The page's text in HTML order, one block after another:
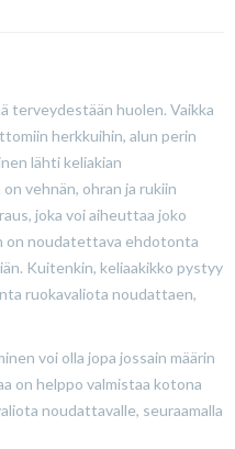
terveydestään huolen. Vaikka
herkkuihin, alun perin
lähti keliakian
vehnän, ohran ja rukiin
joka voi aiheuttaa joko
on noudatettava ehdotonta
Kuitenkin, keliaakikko pystyy
ruokavaliota noudattaen,
voi olla jopa jossain määrin
on helppo valmistaa kotona
noudattavalle, seuraamalla